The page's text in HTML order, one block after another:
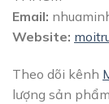
Email:
Website:
Theo dõi kênh
lượng sản